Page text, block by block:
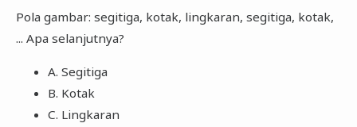
Pola gambar: segitiga, kotak, lingkaran, segitiga, kotak,
... Apa selanjutnya?
A. Segitiga
B. Kotak
C. Lingkaran